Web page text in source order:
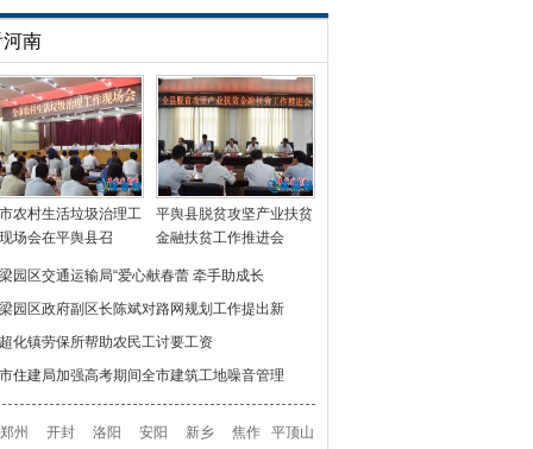
河南
农村生活垃圾治理工
场会在平舆县召
平舆县脱贫攻坚产业扶贫
金融扶贫工作推进会
梁园区交通运输局“爱心献春蕾 牵手助成长
梁园区政府副区长陈斌对路网规划工作提出新
超化镇劳保所帮助农民工讨要工资
市住建局加强高考期间全市建筑工地噪音管理
郑州 开封 洛阳 安阳 新乡 焦作
平顶山